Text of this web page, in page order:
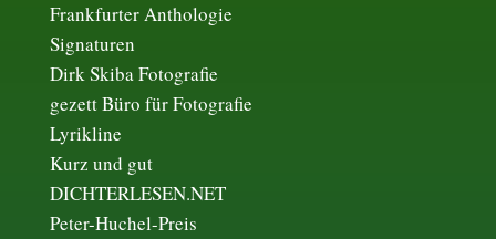
Frankfurter Anthologie
Signaturen
Dirk Skiba Fotografie
gezett Büro für Fotografie
Lyrikline
Kurz und gut
DICHTERLESEN.NET
Peter-Huchel-Preis